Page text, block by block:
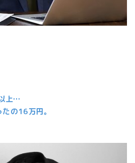
上…
の16万円。